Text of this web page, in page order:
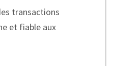
transactions
et fiable aux